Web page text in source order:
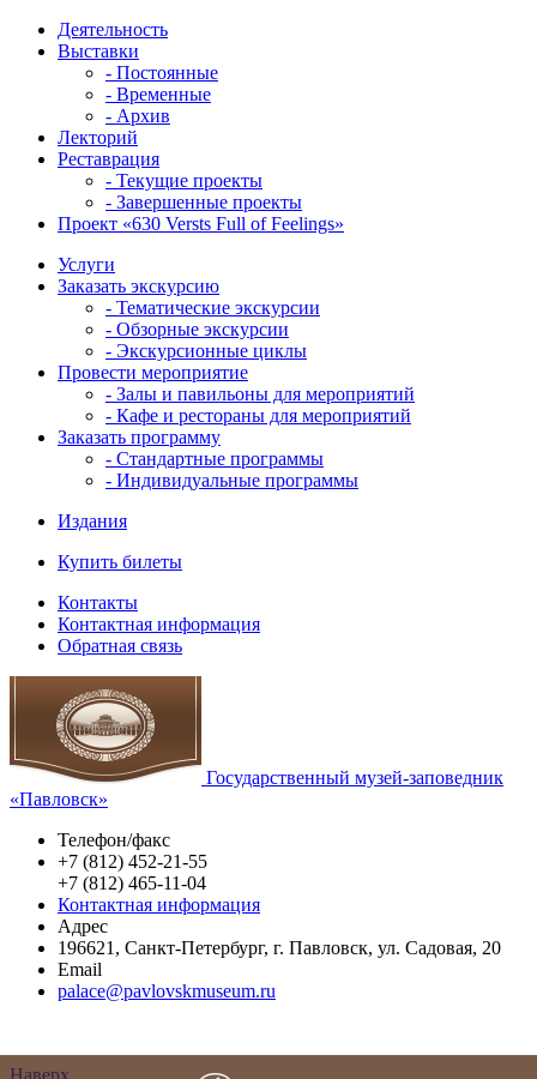
Деятельность
Выставки
- Постоянные
- Временные
- Архив
Лекторий
Реставрация
- Текущие проекты
- Завершенные проекты
Проект «630 Versts Full of Feelings»
Услуги
Заказать экскурсию
- Тематические экскурсии
- Обзорные экскурсии
- Экскурсионные циклы
Провести мероприятие
- Залы и павильоны для мероприятий
- Кафе и рестораны для мероприятий
Заказать программу
- Стандартные программы
- Индивидуальные программы
Издания
Купить билеты
Контакты
Контактная информация
Обратная связь
Государственный музей-заповедник
«Павловск»
Телефон/факс
+7 (812) 452-21-55
+7 (812) 465-11-04
Контактная информация
Адрес
196621 , Санкт-Петербург, г. Павловск, ул. Садовая, 20
Email
palace@pavlovskmuseum.ru
Наверх